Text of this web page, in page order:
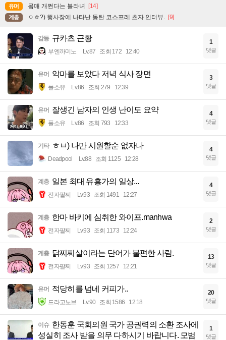
유머 몸매 개쩐다는 블라녀 [14]
계층 ㅇㅎ?) 행사장에 나타난 동탄 코스프레 츠자 인터뷰. [9]
감동 규카츠 근황
부엔까미노 Lv.87 조회 172 12:40
1
댓글
유머 악마를 보았다 저녁 식사 장면
풀소유 Lv.86 조회 279 12:39
3
댓글
유머 잘생긴 남자의 인생 난이도 요약
풀소유 Lv.86 조회 793 12:33
4
댓글
기타 ㅎㅂ) 나만 시원할순 없자나
Deadpool Lv.88 조회 1125 12:28
4
댓글
계층 일본 최대 유흥가의 일상...
전자팔찌 Lv.93 조회 1491 12:27
4
댓글
계층 한마 바키에 심취한 와이프.manhwa
전자팔찌 Lv.93 조회 1173 12:24
2
댓글
계층 닭찌찌살이라는 단어가 불편한 사람.
전자팔찌 Lv.93 조회 1257 12:21
13
댓글
유머 적당히를 넘네 커피가..
드라고노브 Lv.90 조회 1586 12:18
20
댓글
이슈 한동훈 국회의원 국가 공권력의 소환 조사에
성실히 조사 받을 의무 다하시기 바랍니다. 모범
1
댓글